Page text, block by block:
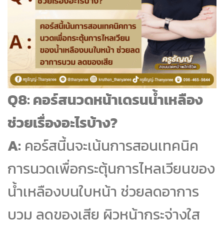
Q8: คอร์สนวดหน้าเดรนน้ำเหลือง
ช่วยเรื่องอะไรบ้าง?
A: คอร์สนี้นจะเน้นการสอนเทคนิค
การนวดเพื่อกระตุ้นการไหลเวียนของ
น้ำเหลืองบนใบหน้า ช่วยลดอาการ
บวม ลดของเสีย ผิวหน้ากระจ่างใส